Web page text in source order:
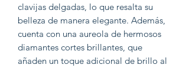
clavijas delgadas, lo que resalta su
belleza de manera elegante. Además,
cuenta con una aureola de hermosos
diamantes cortes brillantes, que
añaden un toque adicional de brillo al